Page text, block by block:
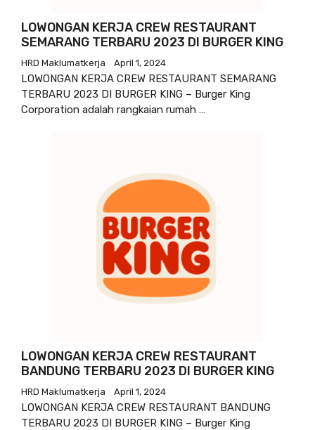
LOWONGAN KERJA CREW RESTAURANT
SEMARANG TERBARU 2023 DI BURGER KING
HRD Maklumatkerja April 1, 2024
LOWONGAN KERJA CREW RESTAURANT SEMARANG
TERBARU 2023 DI BURGER KING – Burger King
Corporation adalah rangkaian rumah …
LOWONGAN KERJA CREW RESTAURANT
BANDUNG TERBARU 2023 DI BURGER KING
HRD Maklumatkerja April 1, 2024
LOWONGAN KERJA CREW RESTAURANT BANDUNG
TERBARU 2023 DI BURGER KING – Burger King